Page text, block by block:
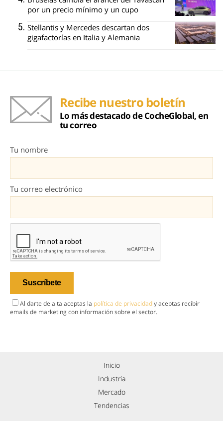
por un precio mínimo y un cupo
Stellantis y Mercedes descartan dos
gigafactorías en Italia y Alemania
Recibe nuestro boletín
Lo más destacado de CocheGlobal, en
tu correo
Tu nombre
Tu correo electrónico
Al darte de alta aceptas la política de privacidady aceptas recibir
emails de marketing con información sobre el sector.
Inicio
Industria
Mercado
Tendencias